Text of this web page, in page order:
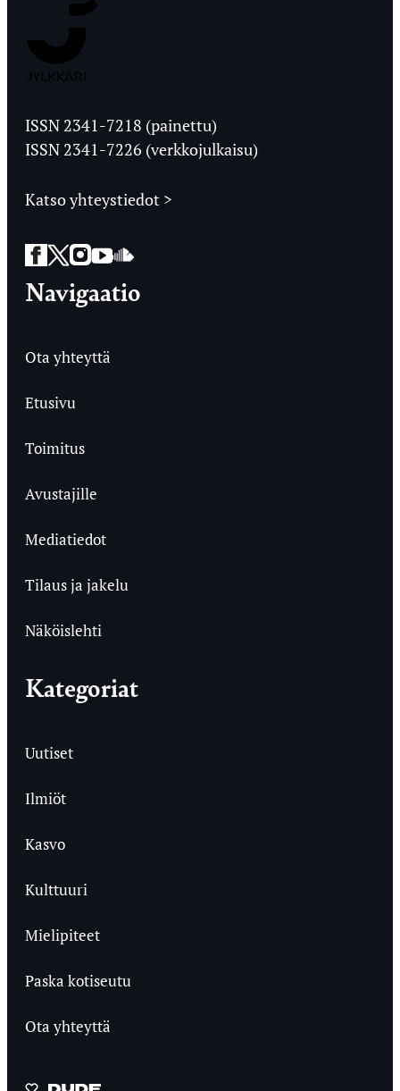
Ylioppilaslehti
ISSN 2341-7218 (painettu)
ISSN 2341-7226 (verkkojulkaisu)
Katso yhteystiedot >
Facebook
Twitter
Instagram
YouTube
SoundCloud
Navigaatio
Ota yhteyttä
Etusivu
Toimitus
Avustajille
Mediatiedot
Tilaus ja jakelu
Näköislehti
Kategoriat
Uutiset
Ilmiöt
Kasvo
Kulttuuri
Mielipiteet
Paska kotiseutu
Ota yhteyttä